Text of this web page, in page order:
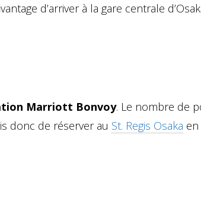
d’arriver à la gare centrale
Marriott Bonvoy. Le nombre de
donc de réserver au St. Regis Osaka